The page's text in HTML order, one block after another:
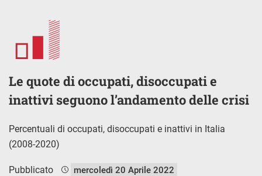
Le quote di occupati, disoccupati e
inattivi seguono l’andamento delle crisi
Percentuali di occupati, disoccupati e inattivi in Italia
(2008-2020)
Pubblicato mercoledì 20 Aprile 2022